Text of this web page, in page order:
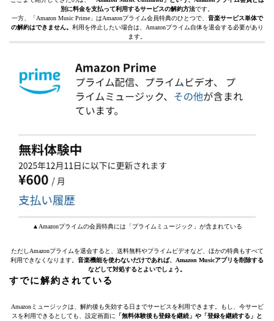
別に料金を支払って利用するサービスの解約方法です。
一方、「Amazon Music Prime」はAmazonプライム会員特典のひとつで、 音楽サービス単体で
の解約はできません。 利用を停止したい場合は、Amazonプライム自体を退会する必要があり
ます。
▲Amazonプライムの会員特典には「プライムミュージック」が含まれている
ただしAmazonプライムを退会すると、送料無料やプライムビデオなど、ほかの特典もすべて
利用できなくなります。 音楽機能を使わないだけであれば、Amazon Musicアプリを削除する
などして対処するとよいでしょう。
すでに解約されている
Amazonミュージックは、解約後も失効する日までサービスを利用できます。もし、今サービ
スを利用できるとしても、設定画面に 「無料体験後も登録を継続」や「登録を継続する」と